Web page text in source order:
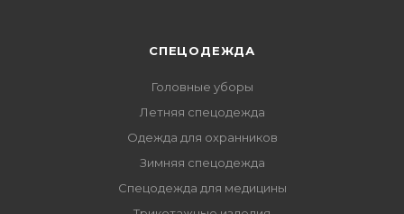
СПЕЦОДЕЖДА
Головные уборы
Летняя спецодежда
Одежда для охранников
Зимняя спецодежда
Спецодежда для медицины